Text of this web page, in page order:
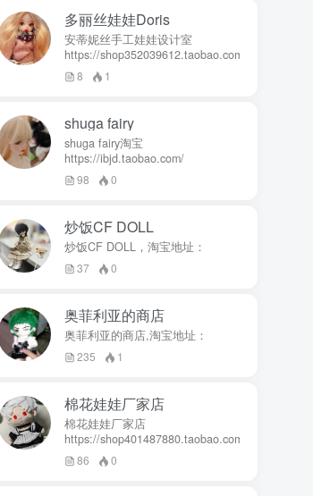
多丽丝娃娃Doris
安蒂妮丝手工娃娃设计室
https://shop352039612.taobao.com
8 1
shuga fairy
shuga fairy淘宝
https://ibjd.taobao.com/
98 0
炒饭CF DOLL
炒饭CF DOLL，淘宝地址：
37 0
奥菲利亚的商店
奥菲利亚的商店,淘宝地址：
235 1
棉花娃娃厂家店
棉花娃娃厂家店
https://shop401487880.taobao.com/
86 0